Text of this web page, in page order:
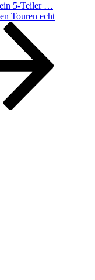
5-Teiler …
Touren echt